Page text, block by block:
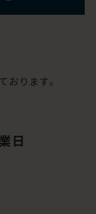
ります。
日